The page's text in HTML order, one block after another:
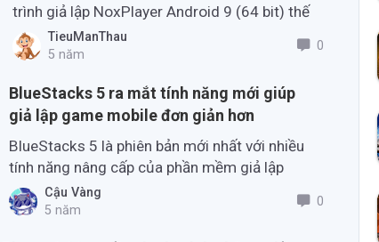
trình giả lập NoxPlayer Android 9 (64 bit) thế
hệ mới với nhiều cải tiến vượt bậc.
TieuManThau
5 năm
0
BlueStacks 5 ra mắt tính năng mới giúp
giả lập game mobile đơn giản hơn
BlueStacks 5 là phiên bản mới nhất với nhiều
tính năng nâng cấp của phần mềm giả lập
game mobile thông dụng nhất hiện nay.
Cậu Vàng
5 năm
0